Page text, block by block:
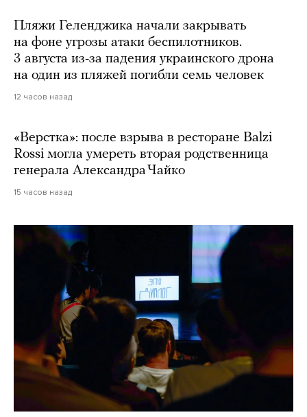
Пляжи Геленджика начали закрывать
на фоне угрозы атаки беспилотников.
3 августа из-за падения украинского дрона
на один из пляжей погибли семь человек
12 часов назад
«Верстка»: после взрыва в ресторане Balzi
Rossi могла умереть вторая родственница
генерала Александра Чайко
15 часов назад